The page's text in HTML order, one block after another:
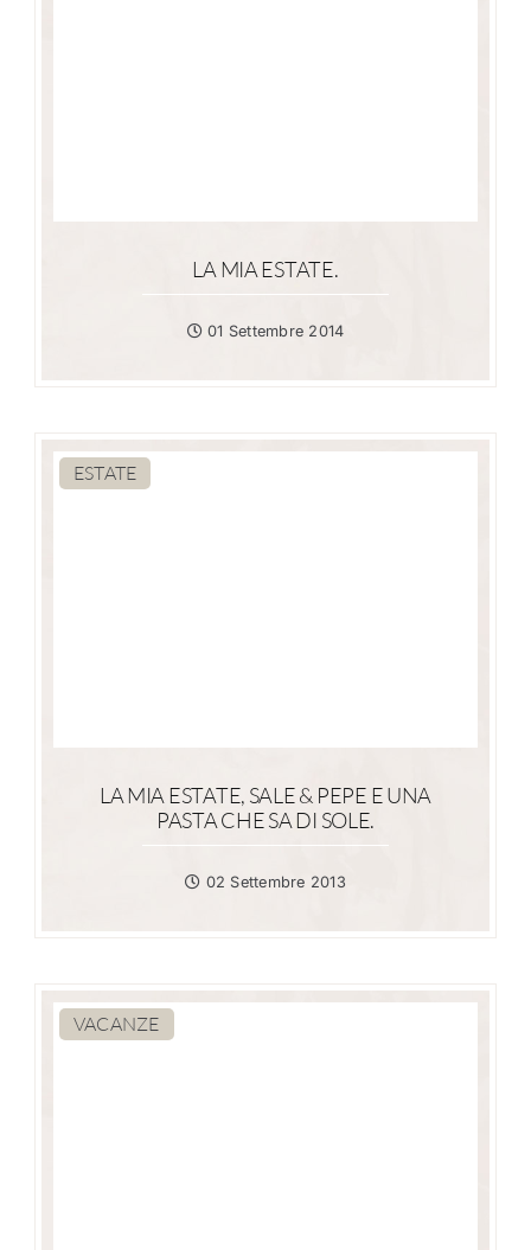
LA MIA ESTATE.
01 Settembre 2014
ESTATE
LA MIA ESTATE, SALE & PEPE E UNA
PASTA CHE SA DI SOLE.
02 Settembre 2013
VACANZE